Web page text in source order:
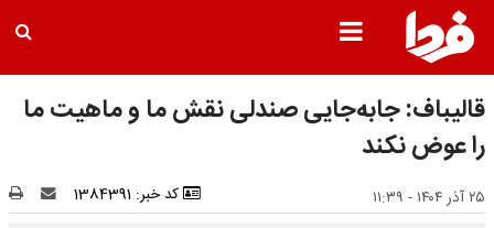
قالیباف: جابه‌جایی صندلی نقش ما و ماهیت ما
را عوض نکند
۲۵ آذر ۱۴۰۴ - ۱۱:۳۹ کد خبر: 1384391